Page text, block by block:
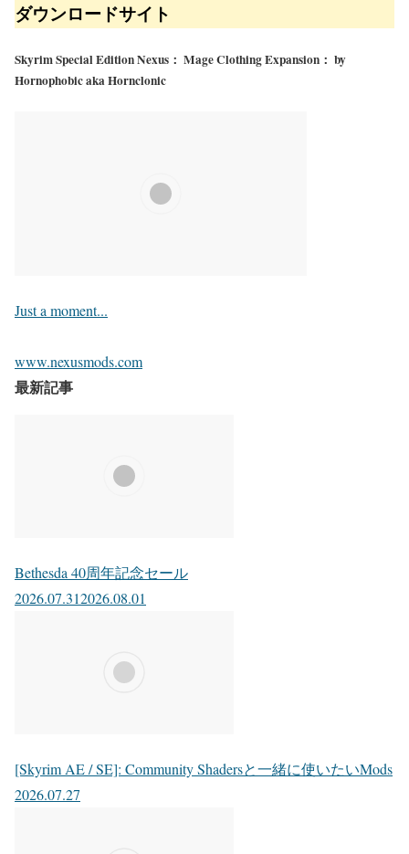
ダウンロードサイト
Skyrim Special Edition Nexus： Mage Clothing Expansion： by
Hornophobic aka Hornclonic
Just a moment...
www.nexusmods.com
最新記事
Bethesda 40周年記念セール
2026.07.312026.08.01
[Skyrim AE / SE]: Community Shadersと一緒に使いたいMods
2026.07.27